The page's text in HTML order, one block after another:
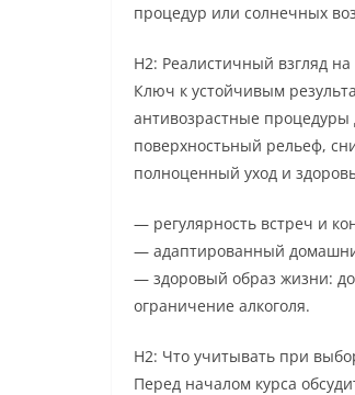
процедур или солнечных
H2: Реалистичный взгляд
Ключ к устойчивым
антивозрастные процедуры
поверхностьный рельеф,
полноценный уход и
— регулярность встреч и
— адаптированный
— здоровый образ жизни:
ограничение алкоголя.
H2: Что учитывать при
Перед началом курса